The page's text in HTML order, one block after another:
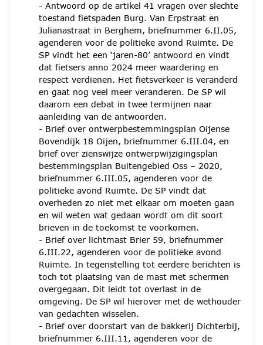
- Antwoord op de artikel 41 vragen over slechte
toestand fietspaden Burg. Van Erpstraat en
Julianastraat in Berghem, briefnummer 6.II.05,
agenderen voor de politieke avond Ruimte. De
SP vindt het een ‘jaren-80’ antwoord en vindt
dat fietsers anno 2024 meer waardering en
respect verdienen. Het fietsverkeer is veranderd
en gaat nog veel meer veranderen. De SP wil
daarom een debat in twee termijnen naar
aanleiding van de antwoorden.
- Brief over ontwerpbestemmingsplan Oijense
Bovendijk 18 Oijen, briefnummer 6.III.04, en
brief over zienswijze ontwerpwijzigingsplan
bestemmingsplan Buitengebied Oss – 2020,
briefnummer 6.III.05, agenderen voor de
politieke avond Ruimte. De SP vindt dat
overheden zo niet met elkaar om moeten gaan
en wil weten wat gedaan wordt om dit soort
brieven in de toekomst te voorkomen.
- Brief over lichtmast Brier 59, briefnummer
6.III.22, agenderen voor de politieke avond
Ruimte. In tegenstelling tot eerdere berichten is
toch tot plaatsing van de mast met schermen
overgegaan. Dit leidt tot overlast in de
omgeving. De SP wil hierover met de wethouder
van gedachten wisselen.
- Brief over doorstart van de bakkerij Dichterbij,
briefnummer 6.III.11, agenderen voor de